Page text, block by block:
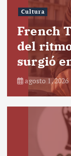
Cultura
French
del
surgió
agosto 1, 2026